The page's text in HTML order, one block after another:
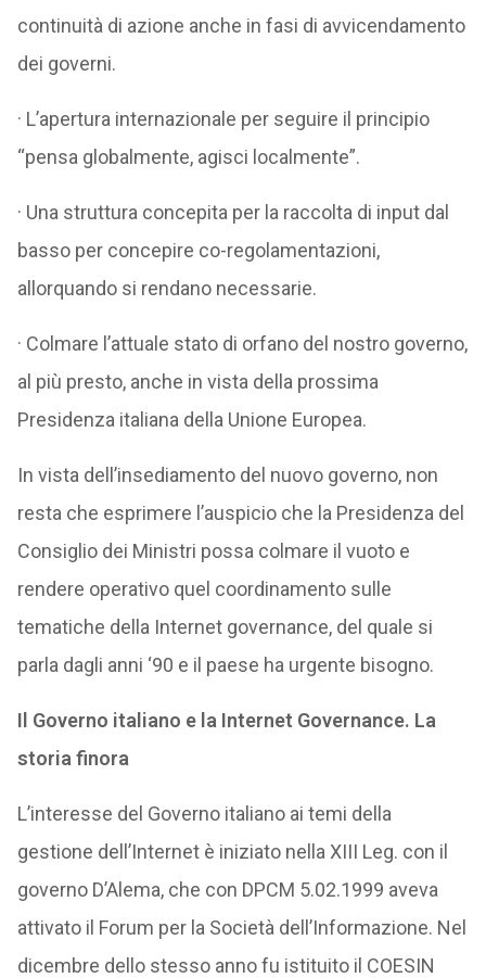
continuità di azione anche in fasi di avvicendamento
dei governi.
· L’apertura internazionale per seguire il principio
“pensa globalmente, agisci localmente”.
· Una struttura concepita per la raccolta di input dal
basso per concepire co-regolamentazioni,
allorquando si rendano necessarie.
· Colmare l’attuale stato di orfano del nostro governo,
al più presto, anche in vista della prossima
Presidenza italiana della Unione Europea.
In vista dell’insediamento del nuovo governo, non
resta che esprimere l’auspicio che la Presidenza del
Consiglio dei Ministri possa colmare il vuoto e
rendere operativo quel coordinamento sulle
tematiche della Internet governance, del quale si
parla dagli anni ‘90 e il paese ha urgente bisogno.
Il Governo italiano e la Internet Governance. La
storia finora
L’interesse del Governo italiano ai temi della
gestione dell’Internet è iniziato nella XIII Leg. con il
governo D’Alema, che con DPCM 5.02.1999 aveva
attivato il Forum per la Società dell’Informazione. Nel
dicembre dello stesso anno fu istituito il COESIN